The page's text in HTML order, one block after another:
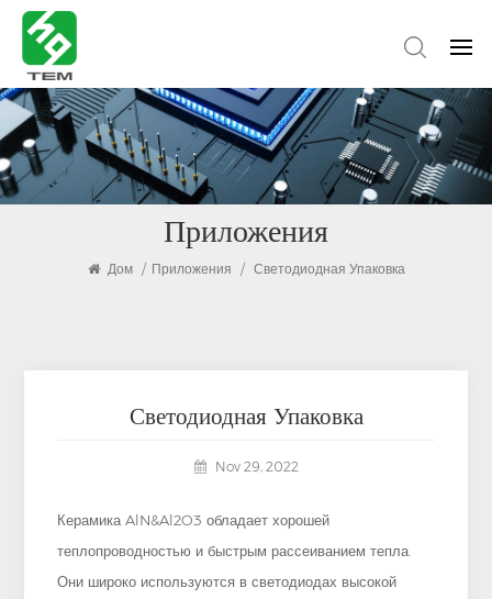
Приложения
Дом / Приложения / Светодиодная Упаковка
Светодиодная Упаковка
Nov 29, 2022
Керамика AlN&Al2O3 обладает хорошей
теплопроводностью и быстрым рассеиванием тепла.
Они широко используются в светодиодах высокой